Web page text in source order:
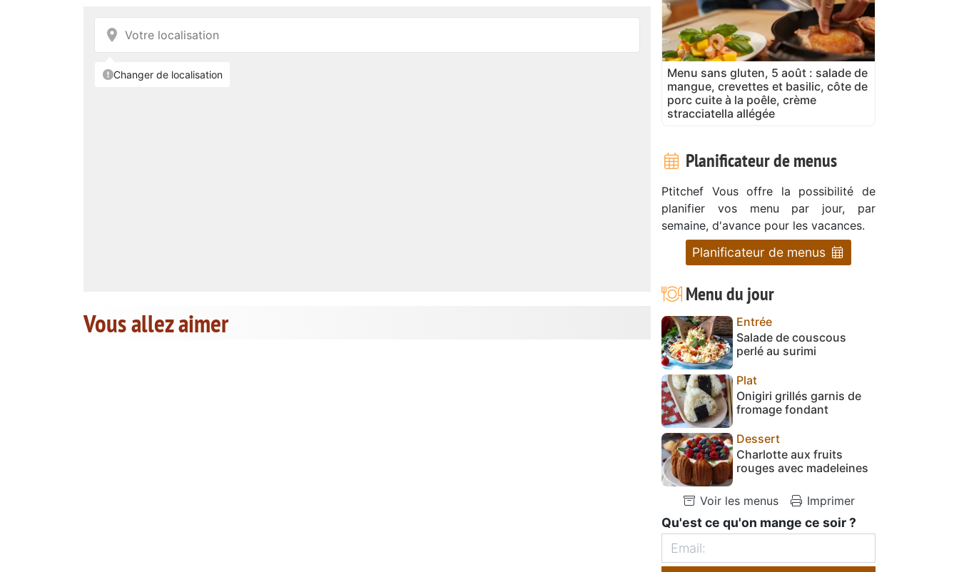
Vous allez aimer
Menu sans gluten, 5 août : salade de
mangue, crevettes et basilic, côte de
porc cuite à la poêle, crème
stracciatella allégée
Planificateur de menus
Ptitchef Vous offre la possibilité de
planifier vos menu par jour, par
semaine, d'avance pour les vacances.
Planificateur de menus
Menu du jour
Entrée
Salade de couscous
perlé au surimi
Plat
Onigiri grillés garnis de
fromage fondant
Dessert
Charlotte aux fruits
rouges avec madeleines
Voir les menus Imprimer
Qu'est ce qu'on mange ce soir ?